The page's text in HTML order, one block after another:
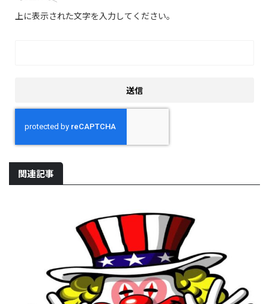
上に表示された文字を入力してください。
関連記事